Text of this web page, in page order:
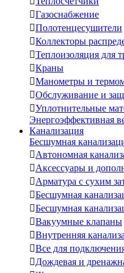
Газоснабжение
Полотенцесушители
Коллекторы
Теплоизоляция для
Краны
Манометры и
Обслуживание и
Уплотнительные
Энергоэффективная
Канализация
Бесшумная
Автономная
Аксессуары и
Арматура с сухим
Бесшумная
Бесшумная
Вакуумные клапаны
Внутренняя
Все для
Дождевая и